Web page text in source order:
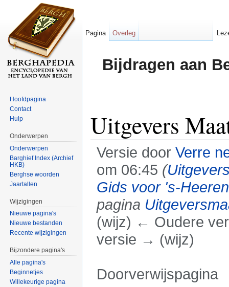
Bijdragen aan
Uitgevers
Versie door Verre
om 06:45 (
Gids voor 's-
pagina
(wijz) ← Oudere
versie → (wijz)
Doorverwijspagina
Pagina Overleg
Hoofdpagina
Contact
Hulp
Onderwerpen
Onderwerpen
Barghief Index (Archief
HKB)
Berghse woorden
Jaartallen
Wijzigingen
Nieuwe pagina's
Nieuwe bestanden
Recente wijzigingen
Bijzondere pagina's
Alle pagina's
Beginnetjes
Willekeurige pagina